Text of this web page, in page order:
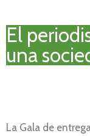
El
una
La Gala de